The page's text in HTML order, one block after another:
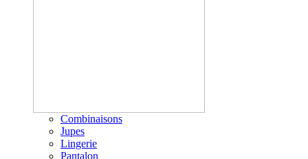
Combinaisons
Jupes
Lingerie
Pantalon